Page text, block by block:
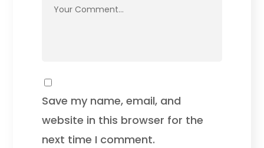
Save my name, email, and
website in this browser for the
next time I comment.